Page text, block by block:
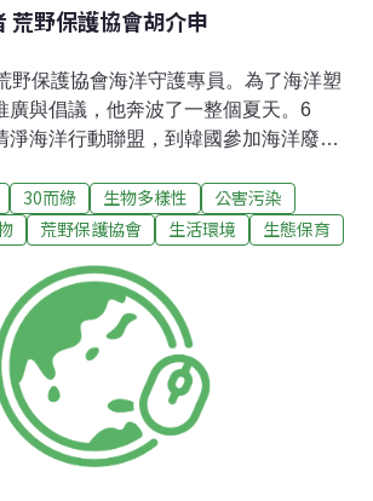
荒野保護協會胡介申
野保護協會海洋守護專員。為了海洋塑
廣與倡議，他奔波了一整個夏天。6
淨海洋行動聯盟，到韓國參加海洋廢棄
海洋減塑青年行動；8月底，赴美國出
，介申順便與美國關注海洋塑膠廢棄物
材包。胡介申興沖沖地說：「我用台灣
個定價200美元的教材包！」環保意識
年擔任荒野保護協會的海洋專員，介申
向海洋廢棄物。但介申的環境參與之
開始啟蒙。介申的父親，是榮工處專門
工程師：「好幾個科學園區的汙水廠和
的，工作中接觸的都是最毒的東西。」
30而綠 生物多樣性
公害污染
荒野保護協會 生活環境 生態保育